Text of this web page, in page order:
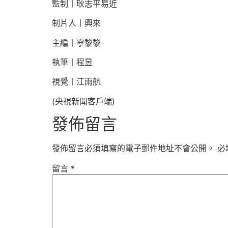
監制丨耿志平易近
制片人丨興來
主編丨寧黎黎
執筆丨程昱
視覺丨江雨航
(央視新聞客戶端)
發佈留言
發佈留言必須填寫的電子郵件地址不會公開。 必
留言 *